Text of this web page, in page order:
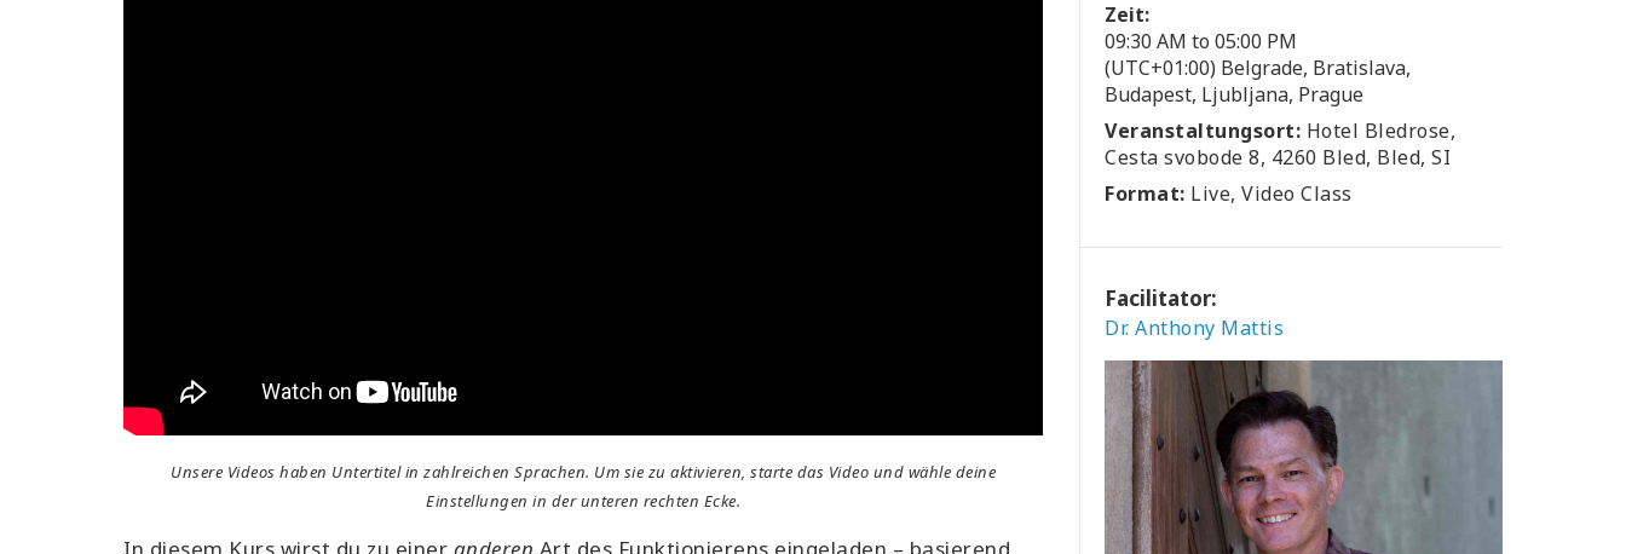
Unsere Videos haben Untertitel in zahlreichen Sprachen. Um sie zu aktivieren, starte das Video und wähle deine
Einstellungen in der unteren rechten Ecke.
In diesem Kurs wirst du zu einer anderen Art des Funktionierens eingeladen – basierend
Zeit:
09:30 AM to 05:00 PM
(UTC+01:00) Belgrade, Bratislava,
Budapest, Ljubljana, Prague
Veranstaltungsort: Hotel Bledrose,
Cesta svobode 8, 4260 Bled, Bled, SI
Format: Live, Video Class
Facilitator:
Dr. Anthony Mattis